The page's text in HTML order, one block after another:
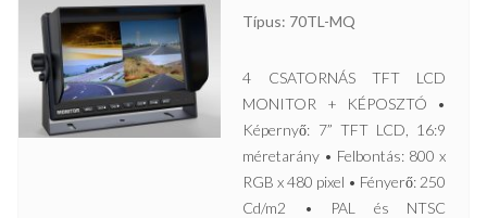
Típus: 70TL-MQ
4 CSATORNÁS TFT LCD
MONITOR + KÉPOSZTÓ •
Képernyő: 7” TFT LCD, 16:9
méretarány • Felbontás: 800 x
RGB x 480 pixel • Fényerő: 250
Cd/m2 • PAL és NTSC